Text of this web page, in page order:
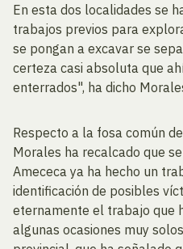
En esta dos localidades se
trabajos previos para
se pongan a excavar se
certeza casi absoluta que
enterrados", ha dicho
Respecto a la fosa común
Morales ha recalcado que
Amececa ya ha hecho un
identificación de posibles
eternamente el trabajo que
algunas ocasiones muy